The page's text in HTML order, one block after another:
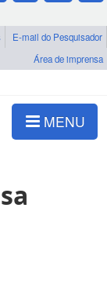
E-mail do Pesquisador
Área de imprensa
MENU